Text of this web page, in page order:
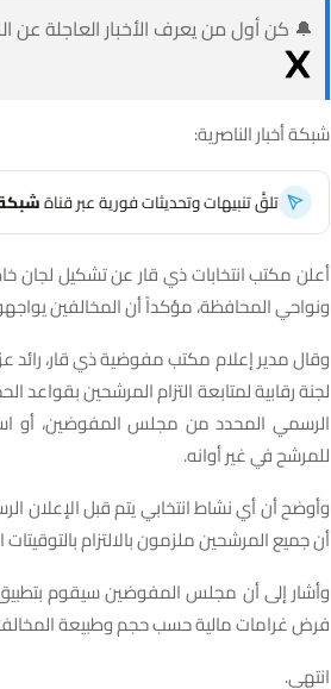
🔔 كن أول من يعرف الأخبار العاجلة عن
شبكة أخبار الناصرية:
تلقَّ تنبيهات وتحديثات فورية عبر قناةشبكة
أعلن مكتب انتخابات ذي قار عن تشكيل لجان
ونواحي المحافظة، مؤكداً أن المخالفين
لجنة رقابية لمتابعة التزام المرشحين بقواعد
الرسمي المحدد من مجلس المفوضين، أو
للمرشح في غير أوانه.
وأوضح أن أي نشاط انتخابي يتم قبل الإعلان
أن جميع المرشحين ملزمون بالالتزام بالتوقيتات
وأشار إلى أن مجلس المفوضين سيقوم
فرض غرامات مالية حسب حجم وطبيعة
انتهى.